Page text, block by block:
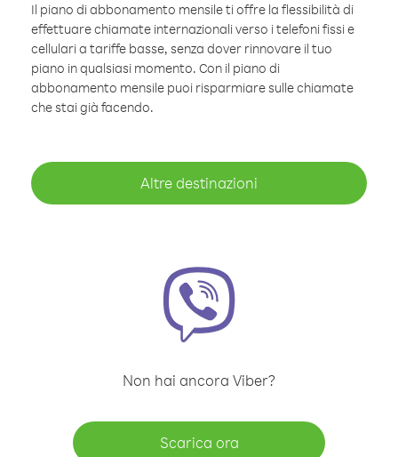
Il piano di abbonamento mensile ti offre la flessibilità di
effettuare chiamate internazionali verso i telefoni fissi e
cellulari a tariffe basse, senza dover rinnovare il tuo
piano in qualsiasi momento. Con il piano di
abbonamento mensile puoi risparmiare sulle chiamate
che stai già facendo.
Altre destinazioni
Non hai ancora Viber?
Scarica ora